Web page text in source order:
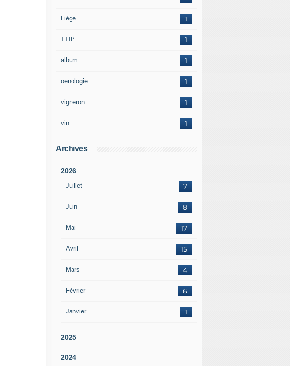
1
Liège
1
TTIP
1
album
1
oenologie
1
vigneron
1
vin
Archives
2026
Juillet 7
Juin 8
Mai 17
Avril 15
Mars 4
Février 6
Janvier 1
2025
2024